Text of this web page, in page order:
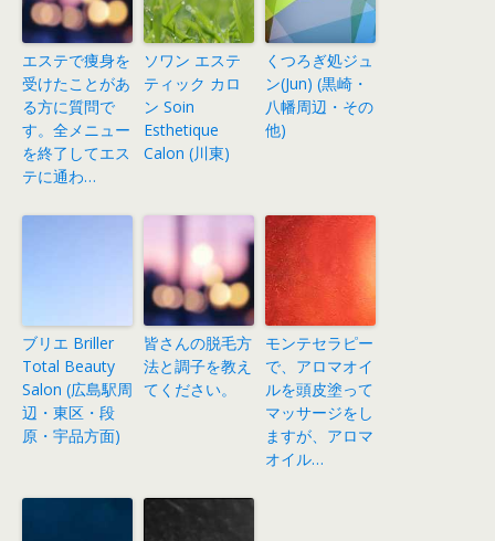
エステで痩身を
受けたことがあ
る方に質問で
す。全メニュー
を終了してエス
テに通わ…
ソワン エステ
ティック カロ
ン Soin
Esthetique
Calon (川東)
くつろぎ処ジュ
ン(Jun) (黒崎・
八幡周辺・その
他)
ブリエ Briller
Total Beauty
Salon (広島駅周
辺・東区・段
原・宇品方面)
皆さんの脱毛方
法と調子を教え
てください。
モンテセラピー
で、アロマオイ
ルを頭皮塗って
マッサージをし
ますが、アロマ
オイル…